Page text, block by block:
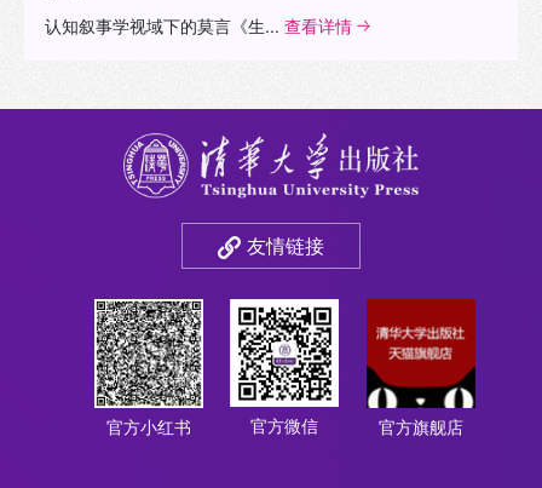
认知叙事学视域下的莫言《生... 查看详情
友情链接
官方小红书 官方微信 官方旗舰店